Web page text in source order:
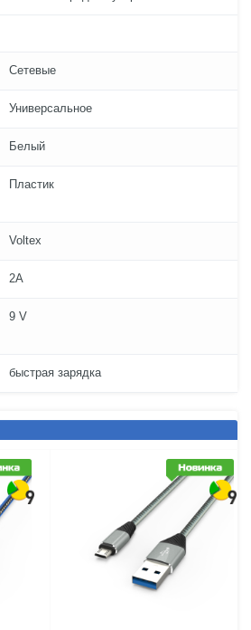
Сетевые
Универсальное
Белый
Пластик
Voltex
2A
9 V
быстрая зарядка